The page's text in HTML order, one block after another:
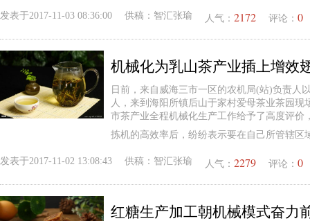
发表于2017-11-03 08:36:00 供稿： 智汇张瑜 人气： 2172 评论： 0
机械化为乳山茶产业插上增效
日前，来自威海三市一区的农机局(站)负责人
人，来到海阳所镇后山于家村爱母茶业茶园
市茶产业全程机械化生产工作给予了高度评价
拣机的高效率后，纷纷表示要在自己所管辖区
发表于2017-11-02 13:08:43 供稿： 智汇张瑜 人气： 2279 评论： 0
红糖生产加工朝机械模式奋力